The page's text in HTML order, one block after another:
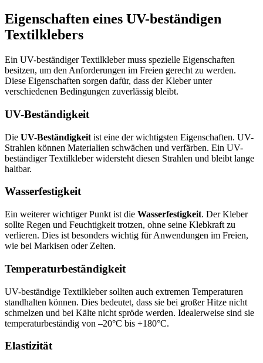
Eigenschaften eines UV-beständigen
Textilklebers
Ein UV-beständiger Textilkleber muss spezielle Eigenschaften
besitzen, um den Anforderungen im Freien gerecht zu werden.
Diese Eigenschaften sorgen dafür, dass der Kleber unter
verschiedenen Bedingungen zuverlässig bleibt.
UV-Beständigkeit
Die UV-Beständigkeit ist eine der wichtigsten Eigenschaften. UV-
Strahlen können Materialien schwächen und verfärben. Ein UV-
beständiger Textilkleber widersteht diesen Strahlen und bleibt lange
haltbar.
Wasserfestigkeit
Ein weiterer wichtiger Punkt ist die Wasserfestigkeit. Der Kleber
sollte Regen und Feuchtigkeit trotzen, ohne seine Klebkraft zu
verlieren. Dies ist besonders wichtig für Anwendungen im Freien,
wie bei Markisen oder Zelten.
Temperaturbeständigkeit
UV-beständige Textilkleber sollten auch extremen Temperaturen
standhalten können. Dies bedeutet, dass sie bei großer Hitze nicht
schmelzen und bei Kälte nicht spröde werden. Idealerweise sind sie
temperaturbeständig von –20°C bis +180°C.
Elastizität